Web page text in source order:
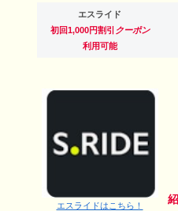
エスライド
初回1,000円割引 クーポン
利用可能
エスライドはこちら！